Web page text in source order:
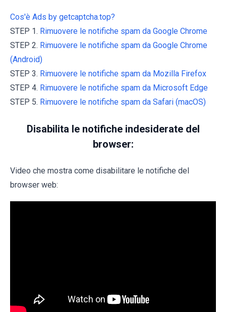
Cos'è Ads by getcaptcha.top?
STEP 1. Rimuovere le notifiche spam da Google Chrome
STEP 2. Rimuovere le notifiche spam da Google Chrome
(Android)
STEP 3. Rimuovere le notifiche spam da Mozilla Firefox
STEP 4. Rimuovere le notifiche spam da Microsoft Edge
STEP 5. Rimuovere le notifiche spam da Safari (macOS)
Disabilita le notifiche indesiderate del
browser:
Video che mostra come disabilitare le notifiche del
browser web: